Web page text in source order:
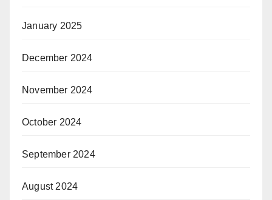
January 2025
December 2024
November 2024
October 2024
September 2024
August 2024